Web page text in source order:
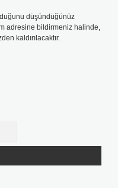
düşündüğünüz
adresine bildirmeniz halinde,
kaldırılacaktır.